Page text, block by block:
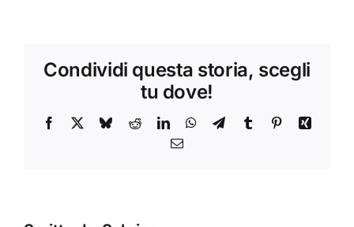
Condividi questa storia, scegli
tu dove!
Facebook BlueskyRedditLinkedInWhatsApp
TelegramTumblr PinterestXing
Email